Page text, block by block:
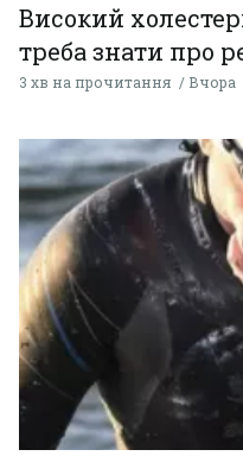
Високий
треба знати про
3 хв на прочитання Вчора